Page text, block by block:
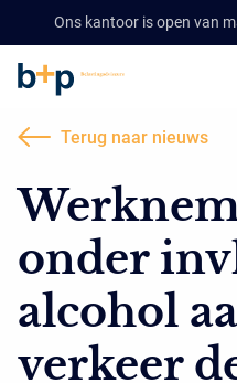
Ons kantoor is open van
Terug naar nieuws
onder
alcohol
verkeer